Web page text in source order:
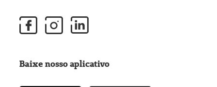
Baixe nosso aplicativo